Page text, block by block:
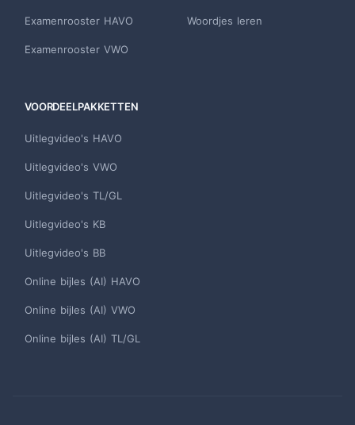
Examenrooster HAVO
Examenrooster VWO
Woordjes leren
VOORDEELPAKKETTEN
Uitlegvideo's HAVO
Uitlegvideo's VWO
Uitlegvideo's TL/GL
Uitlegvideo's KB
Uitlegvideo's BB
Online bijles (AI) HAVO
Online bijles (AI) VWO
Online bijles (AI) TL/GL